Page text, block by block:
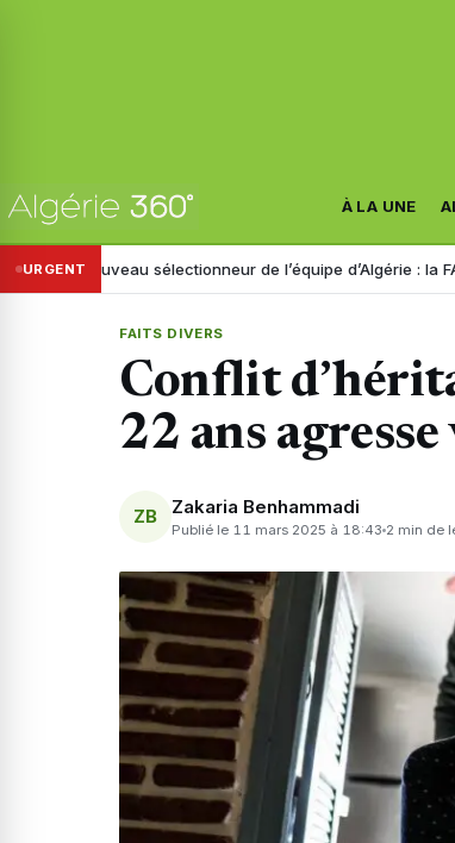
À LA UNE
URGENT
Nouveau sélectionneur de l’équipe d’Algérie : la FAF
FAITS DIVERS
Conflit
22 ans
ZB Zakaria Benhammadi
Publié le 11 mars 2025 à 18:43 2 min de